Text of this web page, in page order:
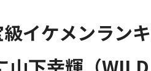
イケメンラン